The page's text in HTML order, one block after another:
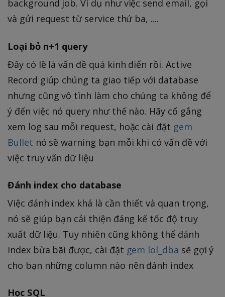
background job. Ví dụ như việc send email, gọi
và gửi request từ service thứ ba, ....
Loại bỏ n+1 query
Đây có lẽ là vấn đề quá kinh điển rồi. Active
Record giúp chúng ta giao tiếp với database
nhưng cũng vô tình làm cho chúng ta không để
ý đến việc nó query như thế nào. Hãy cố gắng
xem log sau mỗi request, hoặc cài đặt gem
Bullet nó sẽ warning bạn mỗi khi có vấn đề với
việc truy vấn dữ liệu
Đánh index cho database
Việc đánh index khá là cần thiết và quan trọng,
nó sẽ giúp bạn cải thiện đáng kế tốc độ truy
xuất dữ liệu. Tuy nhiên cũng không thể đánh
index bừa bãi được, cài đặt gem lol_dba sẽ gợi ý
cho bạn những column nào nên đánh index
Học SQL